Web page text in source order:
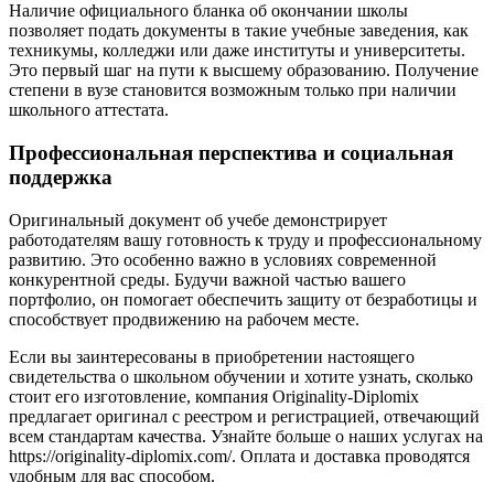
Наличие официального бланка об окончании школы
позволяет подать документы в такие учебные заведения, как
техникумы, колледжи или даже институты и университеты.
Это первый шаг на пути к высшему образованию. Получение
степени в вузе становится возможным только при наличии
школьного аттестата.
Профессиональная перспектива и социальная
поддержка
Оригинальный документ об учебе демонстрирует
работодателям вашу готовность к труду и профессиональному
развитию. Это особенно важно в условиях современной
конкурентной среды. Будучи важной частью вашего
портфолио, он помогает обеспечить защиту от безработицы и
способствует продвижению на рабочем месте.
Если вы заинтересованы в приобретении настоящего
свидетельства о школьном обучении и хотите узнать, сколько
стоит его изготовление, компания Originality-Diplomix
предлагает оригинал с реестром и регистрацией, отвечающий
всем стандартам качества. Узнайте больше о наших услугах на
https://originality-diplomix.com/. Оплата и доставка проводятся
удобным для вас способом.